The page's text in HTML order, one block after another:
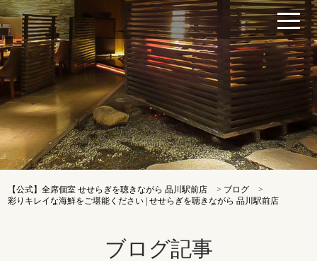
【公式】全席個室 せせらぎを聴きながら 品川駅前店 > ブログ
>
彩りキレイな海鮮をご堪能ください | せせらぎを聴きながら 品川駅前店
ブログ記事